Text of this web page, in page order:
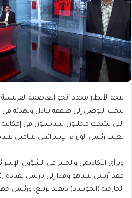
تتجه الأنظار مجددا نحو العاصمة
لبحث التوصل إلى صفقة تبادل وتهدئة في
التي يشكك محللون سياسيون في إمكانية
تعنت رئيس الوزراء الإسرائيلي بنيامين
وبرأي الأكاديمي والخبير في الشؤون
فقد أرسل نتنياهو وفدا إلى باريس بقيادة
الخارجية (الموساد) ديفيد برنيع، ورئيس